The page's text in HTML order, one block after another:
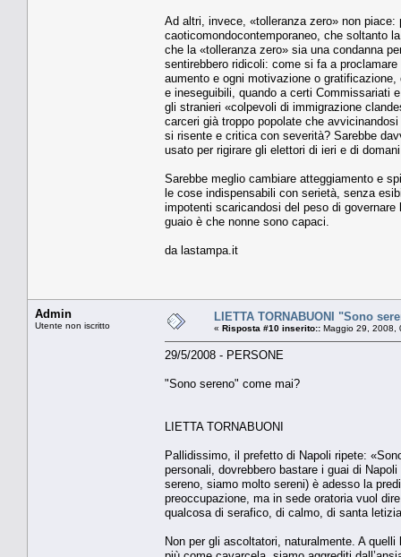
Ad altri, invece, «tolleranza zero» non piace:
caoticomondocontemporaneo, che soltanto
che la «tolleranza zero» sia una condanna
sentirebbero ridicoli: come si fa a
aumento e ogni motivazione o
e ineseguibili, quando a certi Commissariati
gli stranieri «colpevoli di immigrazione
carceri già troppo popolate che
si risente e critica con severità? Sarebbe
usato per rigirare gli elettori di ieri e di
Sarebbe meglio cambiare atteggiamento e
le cose indispensabili con serietà, senza
impotenti scaricandosi del peso di
guaio è che nonne sono capaci.
da lastampa.it
Admin
Utente non iscritto
LIETTA TORNABUONI "Sono
« Risposta #10 inserito:: Maggio 29, 2008,
29/5/2008 - PERSONE
"Sono sereno" come mai?
LIETTA TORNABUONI
Pallidissimo, il prefetto di Napoli ripete:
personali, dovrebbero bastare i guai di
sereno, siamo molto sereni) è adesso la
preoccupazione, ma in sede oratoria vuol
qualcosa di serafico, di calmo, di santa
Non per gli ascoltatori, naturalmente. A